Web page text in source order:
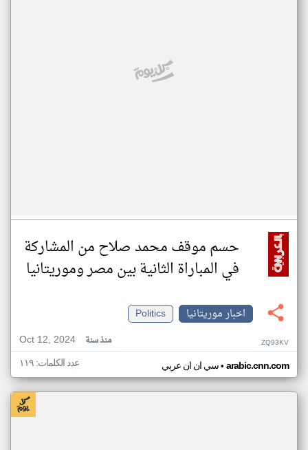
حسم موقف محمد صلاح من المشاركة
في المباراة الثانية بين مصر وموريتانيا
اخبار موريتانيا
Politics
Oct 12, 2024
منذ سنة ZQ93KV
سي ان ان عربي• arabic.cnn.com عدد الكلمات: ١١٩